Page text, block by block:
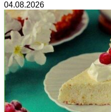
04.08.2026